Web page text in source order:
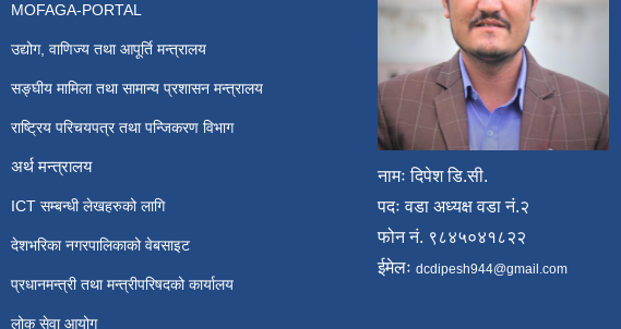
MOFAGA-PORTAL
उद्योग, वाणिज्य तथा आपूर्ति मन्त्रालय
सङ्घीय मामिला तथा सामान्य प्रशासन मन्त्रालय
राष्ट्रिय परिचयपत्र तथा पन्जिकरण विभाग
अर्थ मन्त्रालय
ICT सम्बन्धी लेखहरुको लागि
देशभरिका नगरपालिकाको वेबसाइट
प्रधानमन्त्री तथा मन्त्रीपरिषदको कार्यालय
लोक सेवा आयोग
नामः दिपेश डि.सी.
पदः वडा अध्यक्ष वडा नं.२
फोन नं. ९८४५०४१८२२
ईमेलः dcdipesh944@gmail.com